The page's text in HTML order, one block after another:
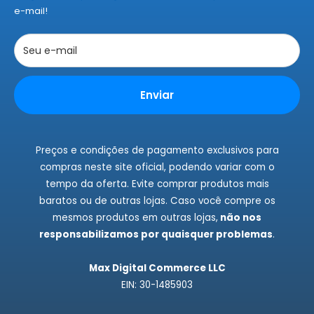
Políticas de Privacidade
Trocas e Devoluções
Rastrear Pedidos
e-mail!
Seu e-mail
Enviar
Preços e condições de pagamento exclusivos para
compras neste site oficial, podendo variar com o
tempo da oferta. Evite comprar produtos mais
baratos ou de outras lojas. Caso você compre os
mesmos produtos em outras lojas, não nos
responsabilizamos por quaisquer problemas.
Max Digital Commerce LLC
EIN: 30-1485903